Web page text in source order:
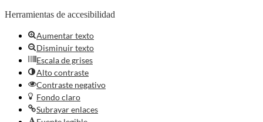
Herramientas de accesibilidad
Aumentar texto
Disminuir texto
Escala de grises
Alto contraste
Contraste negativo
Fondo claro
Subrayar enlaces